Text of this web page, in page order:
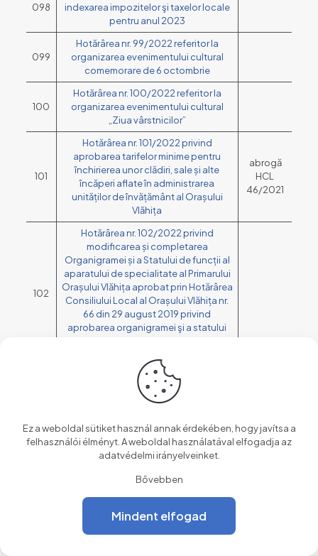
098
indexarea impozitelor şi taxelor locale
pentru anul 2023
099
Hotărârea nr. 99/2022 referitor la
organizarea evenimentului cultural
comemorare de 6 octombrie
100
Hotărârea nr. 100/2022 referitor la
organizarea evenimentului cultural
„Ziua vârstnicilor”
101
Hotărârea nr. 101/2022 privind
aprobarea tarifelor minime pentru
închirierea unor clădiri, sale și alte
încăperi aflate în administrarea
unităților de învățământ al Orașului
Vlăhița
abrogă
HCL
46/2021
102
Hotărârea nr. 102/2022 privind
modificarea și completarea
Organigramei și a Statului de funcții al
aparatului de specialitate al Primarului
Orașului Vlăhița aprobat prin Hotărârea
Consiliului Local al Orașului Vlăhița nr.
66 din 29 august 2019 privind
aprobarea organigramei şi a statului
Hotărârea nr. 103/2022 privind
aprobarea Notei Conceptuale și a
Temei de Proiectare pentru realizarea
str.József Attila”
Hotărârea nr. 104/2022 privind
terenuri proprietate publică al Orașului
Harghita
Ez a weboldal sütiket használ annak érdekében, hogy javítsa a
felhasználói élményt. A weboldal használatával elfogadja az
adatvédelmi irányelveinket.
Bővebben
Mindent elfogad